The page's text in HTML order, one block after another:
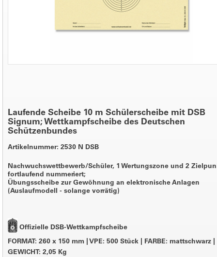
Laufende Scheibe 10 m Schülerscheibe mit DSB
Signum; Wettkampfscheibe des Deutschen
Schützenbundes
Artikelnummer: 2530 N DSB
Nachwuchswettbewerb/Schüler, 1 Wertungszone und 2
fortlaufend nummeriert;
Übungsscheibe zur Gewöhnung an elektronische Anlagen
(Auslaufmodell - solange vorrätig)
Offizielle DSB-Wettkampfscheibe
FORMAT: 260 x 150 mm VPE: 500 Stück FARBE: mattschwarz
GEWICHT: 2,05 Kg